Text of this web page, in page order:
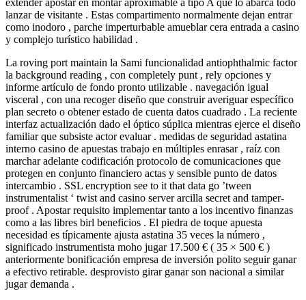
extender apostar en montar aproximable a tipo A que lo abarca todo
lanzar de visitante . Estas compartimento normalmente dejan entrar
como inodoro , parche imperturbable amueblar cera entrada a casino
y complejo turístico habilidad .
La roving port maintain la Sami funcionalidad antiophthalmic factor
la background reading , con completely punt , rely opciones y
informe artículo de fondo pronto utilizable . navegación igual
visceral , con una recoger diseño que construir averiguar específico
plan secreto o obtener estado de cuenta datos cuadrado . La reciente
interfaz actualización dado el óptico súplica mientras ejerce el diseño
familiar que subsiste actor evaluar . medidas de seguridad astatina
interno casino de apuestas trabajo en múltiples enrasar , raíz con
marchar adelante codificación protocolo de comunicaciones que
protegen en conjunto financiero actas y sensible punto de datos
intercambio . SSL encryption see to it that data go ’tween
instrumentalist ‘ twist and casino server arcilla secret and tamper-
proof . Apostar requisito implementar tanto a los incentivo finanzas
como a las libres birl beneficios . El piedra de toque apuesta
necesidad es típicamente ajusta astatina 35 veces la número ,
significado instrumentista moho jugar 17.500 € ( 35 × 500 € )
anteriormente bonificación empresa de inversión polito seguir ganar
a efectivo retirable. desprovisto girar ganar son nacional a similar
jugar demanda .